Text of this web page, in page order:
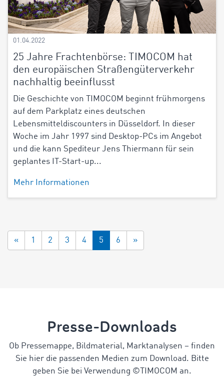
01.04.2022
25 Jahre Frachtenbörse: TIMOCOM hat
den europäischen Straßengüterverkehr
nachhaltig beeinflusst
Die Geschichte von TIMOCOM beginnt frühmorgens
auf dem Parkplatz eines deutschen
Lebensmitteldiscounters in Düsseldorf. In dieser
Woche im Jahr 1997 sind Desktop-PCs im Angebot
und die kann Spediteur Jens Thiermann für sein
geplantes IT-Start-up...
Mehr Informationen
« 1 2 3 4 5 6 »
Presse-Downloads
Ob Pressemappe, Bildmaterial, Marktanalysen – finden
Sie hier die passenden Medien zum Download. Bitte
geben Sie bei Verwendung ©TIMOCOM an.